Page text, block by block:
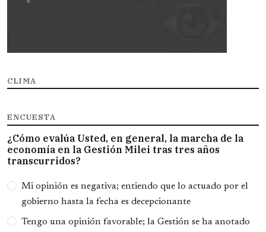
CLIMA
ENCUESTA
¿Cómo evalúa Usted, en general, la marcha de la
economía en la Gestión Milei tras tres años
transcurridos?
Opciones
Mi opinión es negativa; entiendo que lo actuado por el
gobierno hasta la fecha es decepcionante
Tengo una opinión favorable; la Gestión se ha anotado